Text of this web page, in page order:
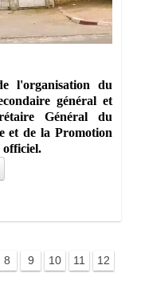
l'organisation du
général et
Général du
et de la Promotion
officiel.
8 9 10 11 12